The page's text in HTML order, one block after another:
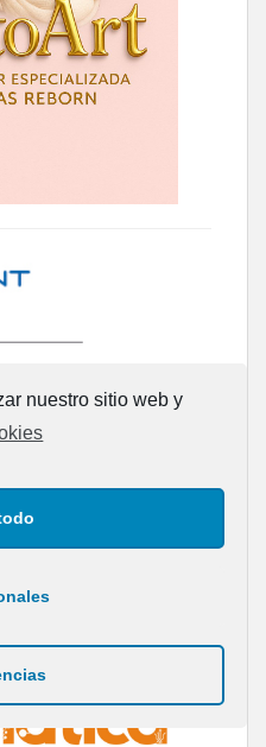
nuestro sitio web y